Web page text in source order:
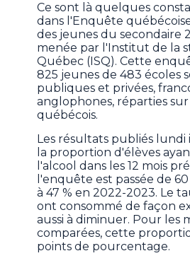
Ce sont là quelques
dans l'Enquête
des jeunes du secondaire
menée par l'Institut de la
Québec (ISQ). Cette
825 jeunes de 483 écoles
publiques et privées,
anglophones, réparties
québécois.
Les résultats publiés
la proportion d'élèves
l'alcool dans les 12 mois
l'enquête est passée de 60
à 47 % en 2022-2023. Le
ont consommé de façon
aussi à diminuer. Pour les
comparées, cette
points de pourcentage.